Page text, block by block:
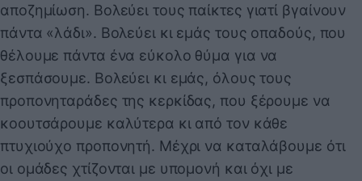
αποζημίωση. Βολεύει τους παίκτες γιατί βγαίνουν
πάντα «λάδι». Βολεύει κι εμάς τους οπαδούς, που
θέλουμε πάντα ένα εύκολο θύμα για να
ξεσπάσουμε. Βολεύει κι εμάς, όλους τους
προπονηταράδες της κερκίδας, που ξέρουμε να
κοουτσάρουμε καλύτερα κι από τον κάθε
πτυχιούχο προπονητή. Μέχρι να καταλάβουμε ότι
οι ομάδες χτίζονται με υπομονή και όχι με